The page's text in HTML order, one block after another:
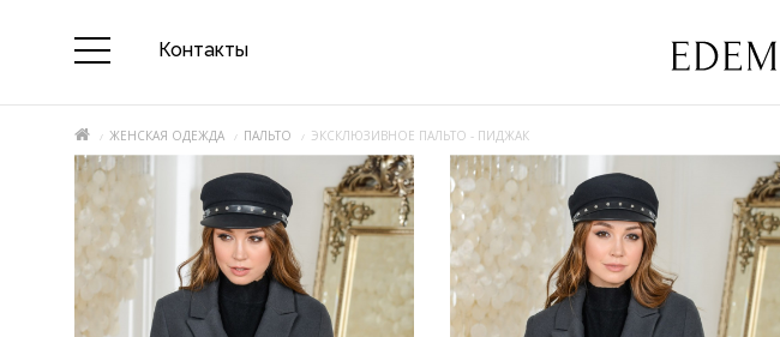
Контакты
ЖЕНСКАЯ ОДЕЖДА ПАЛЬТО ЭКСКЛЮЗИВНОЕ ПАЛЬТО - ПИДЖАК